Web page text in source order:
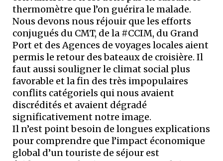
thermomètre que l’on guérira le malade.
Nous devons nous réjouir que les efforts
conjugués du CMT, de la #CCIM, du Grand
Port et des Agences de voyages locales aient
permis le retour des bateaux de croisière. Il
faut aussi souligner le climat social plus
favorable et la fin des très impopulaires
conflits catégoriels qui nous avaient
discrédités et avaient dégradé
significativement notre image.
Il n’est point besoin de longues explications
pour comprendre que l’impact économique
global d’un touriste de séjour est